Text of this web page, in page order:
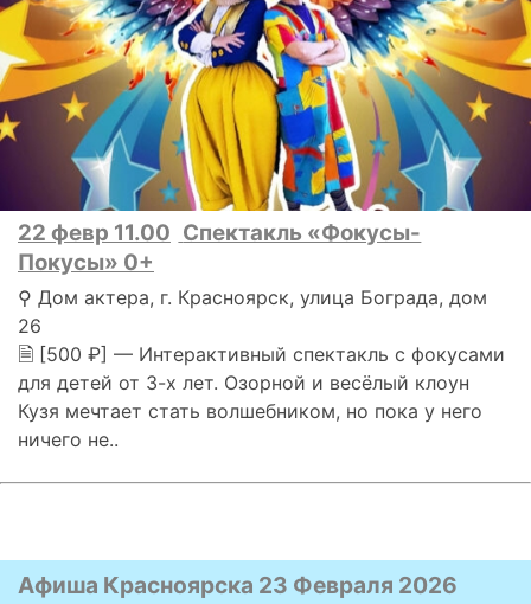
22 февр 11.00 Спектакль «Фокусы-
Покусы» 0+
⚲ Дом актера, г. Красноярск, улица Бограда, дом
26
🗎 [500 ₽] — Интерактивный спектакль с фокусами
для детей от 3-х лет. Озорной и весёлый клоун
Кузя мечтает стать волшебником, но пока у него
ничего не..
Афиша Красноярска 23 Февраля 2026